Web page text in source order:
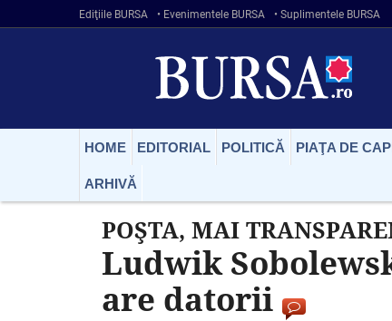
Ediţiile BURSA • Evenimentele BURSA • Suplimentele BURSA
HOME EDITORIAL POLITICĂ PIAŢA DE
ARHIVĂ
POŞTA, MAI
Ludwik
are datorii